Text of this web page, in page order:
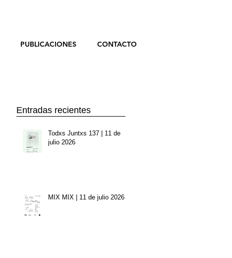
PUBLICACIONES CONTACTO
Entradas recientes
Todxs Juntxs 137 | 11 de
julio 2026
MIX MIX | 11 de julio 2026